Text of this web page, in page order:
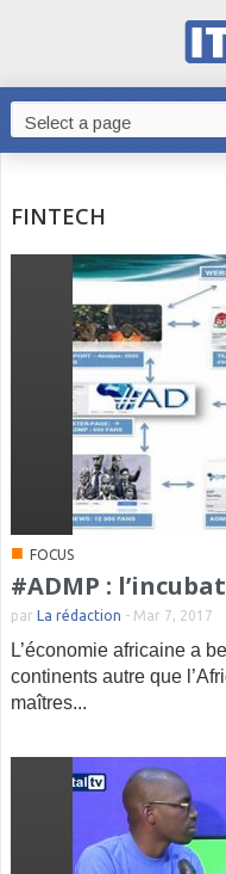
FINTECH
■ FOCUS
#ADMP :
par La rédaction - Mar 7, 2017
L’économie africaine a
continents autre que
maîtres...